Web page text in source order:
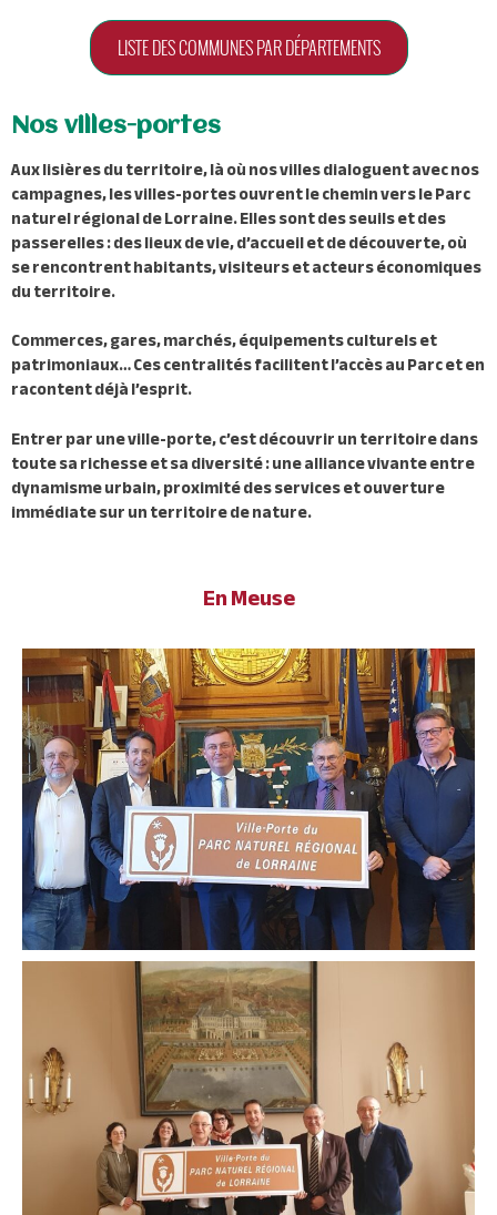
LISTE DES COMMUNES PAR DÉPARTEMENTS
Nos villes-portes
Aux lisières du territoire, là où nos villes dialoguent avec nos
campagnes, les villes-portes ouvrent le chemin vers le Parc
naturel régional de Lorraine. Elles sont des seuils et des
passerelles : des lieux de vie, d’accueil et de découverte, où
se rencontrent habitants, visiteurs et acteurs économiques
du territoire.
Commerces, gares, marchés, équipements culturels et
patrimoniaux… Ces centralités facilitent l’accès au Parc et en
racontent déjà l’esprit.
Entrer par une ville-porte, c’est découvrir un territoire dans
toute sa richesse et sa diversité : une alliance vivante entre
dynamisme urbain, proximité des services et ouverture
immédiate sur un territoire de nature.
En Meuse